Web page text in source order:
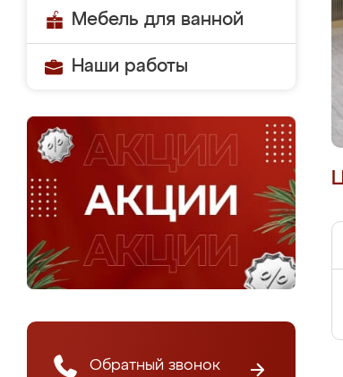
Мебель для ванной
Наши работы
Обратный звонок